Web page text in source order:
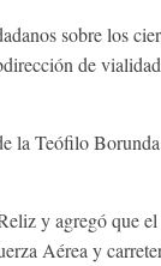
sobre los
de
la Teófilo
y agregó que
Aérea y